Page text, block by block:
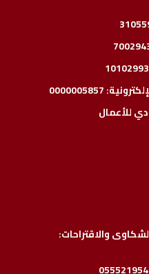
0000005857
للأعمال
والاقتراحات: